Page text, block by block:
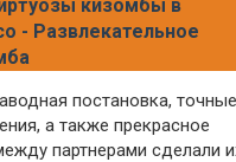
кизомбы в
- Развлекательное
постановка,
а также прекрасное
партнерами сделали